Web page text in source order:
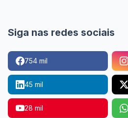
Siga nas redes sociais
754 mil
45 mil
28 mil